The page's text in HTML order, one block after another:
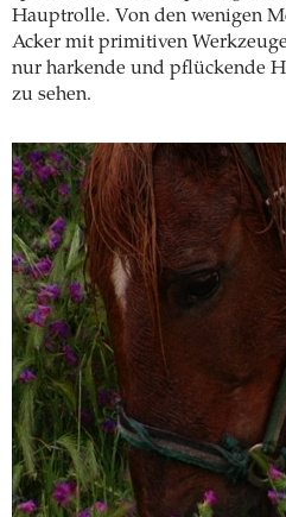
Hauptrolle. Von den wenigen
Acker mit primitiven
nur harkende und pflückende
zu sehen.